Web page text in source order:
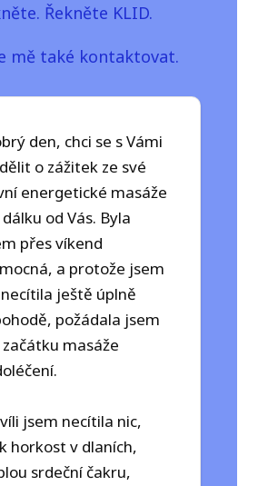
Řekněte KLID.
mě také kontaktovat.
den, chci se s Vámi
o zážitek ze své
energetické masáže
od Vás. Byla
přes víkend
a protože jsem
ještě úplně
požádala jsem
masáže
jsem necítila nic,
horkost v dlaních,
srdeční čakru,